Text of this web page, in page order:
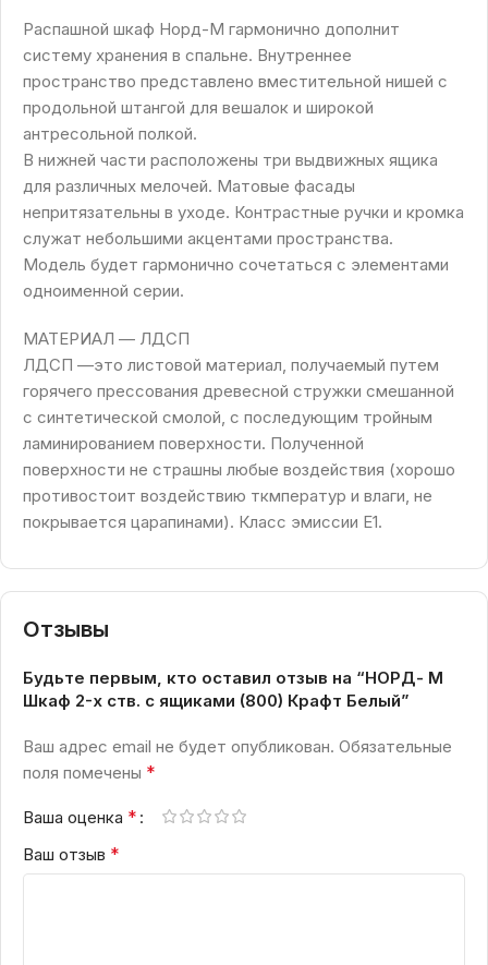
Распашной шкаф Норд-М гармонично дополнит
систему хранения в спальне. Внутреннее
пространство представлено вместительной нишей с
продольной штангой для вешалок и широкой
антресольной полкой.
В нижней части расположены три выдвижных ящика
для различных мелочей. Матовые фасады
непритязательны в уходе. Контрастные ручки и кромка
служат небольшими акцентами пространства.
Модель будет гармонично сочетаться с элементами
одноименной серии.
МАТЕРИАЛ — ЛДСП
ЛДСП —это листовой материал, получаемый путем
горячего прессования древесной стружки смешанной
с синтетической смолой, с последующим тройным
ламинированием поверхности. Полученной
поверхности не страшны любые воздействия (хорошо
противостоит воздействию ткмператур и влаги, не
покрывается царапинами). Класс эмиссии Е1.
Отзывы
Будьте первым, кто оставил отзыв на “НОРД- М
Шкаф 2-х ств. с ящиками (800) Крафт Белый”
Ваш адрес email не будет опубликован. Обязательные
поля помечены *
Ваша оценка *
Ваш отзыв *